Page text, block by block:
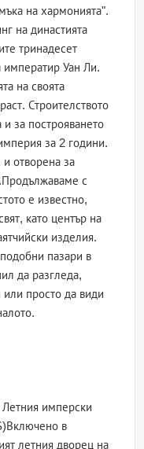
на хармонията".
на династията
тринадесет
императир Уан Ли.
на своята
Строителството
за построяването
за 2 години.
и отворена за
с
е известно,
като център на
изделия.
пазари в
да разгледа,
просто да види
имперски
в
летния дворец на